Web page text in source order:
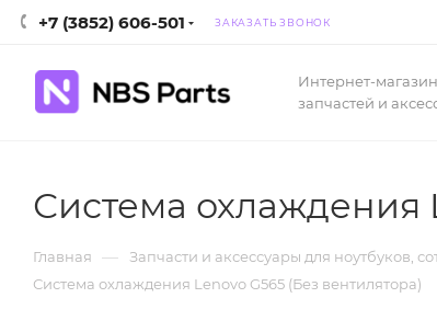
+7 (3852) 606-501 ЗАКАЗАТЬ ЗВОНОК
Интернет-магазин
запчастей и
Система охлаждения
Главная — Запчасти и аксессуары для ноутбуков,
Система охлаждения Lenovo G565 (Без вентилятора)